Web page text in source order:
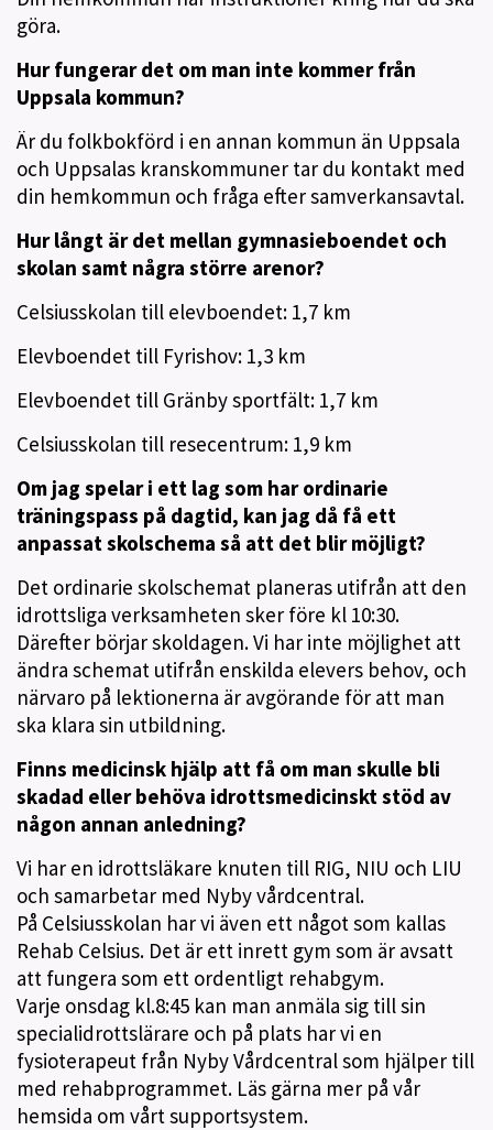
göra.
Hur fungerar det om man inte kommer från
Uppsala kommun?
Är du folkbokförd i en annan kommun än Uppsala
och Uppsalas kranskommuner tar du kontakt med
din hemkommun och fråga efter samverkansavtal.
Hur långt är det mellan gymnasieboendet och
skolan samt några större arenor?
Celsiusskolan till elevboendet: 1,7 km
Elevboendet till Fyrishov: 1,3 km
Elevboendet till Gränby sportfält: 1,7 km
Celsiusskolan till resecentrum: 1,9 km
Om jag spelar i ett lag som har ordinarie
träningspass på dagtid, kan jag då få ett
anpassat skolschema så att det blir möjligt?
Det ordinarie skolschemat planeras utifrån att den
idrottsliga verksamheten sker före kl 10:30.
Därefter börjar skoldagen. Vi har inte möjlighet att
ändra schemat utifrån enskilda elevers behov, och
närvaro på lektionerna är avgörande för att man
ska klara sin utbildning.
Finns medicinsk hjälp att få om man skulle bli
skadad eller behöva idrottsmedicinskt stöd av
någon annan anledning?
Vi har en idrottsläkare knuten till RIG, NIU och LIU
och samarbetar med Nyby vårdcentral.
På Celsiusskolan har vi även ett något som kallas
Rehab Celsius. Det är ett inrett gym som är avsatt
att fungera som ett ordentligt rehabgym.
Varje onsdag kl.8:45 kan man anmäla sig till sin
specialidrottslärare och på plats har vi en
fysioterapeut från Nyby Vårdcentral som hjälper till
med rehabprogrammet. Läs gärna mer på vår
hemsida om vårt supportsystem.